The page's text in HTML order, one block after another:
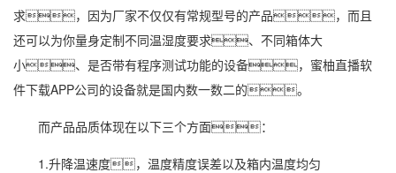
求，因为厂家不仅仅有常规型号的产品，而且
还可以为你量身定制不同温湿度要求、不同箱体大
小、是否带有程序测试功能的设备，蜜柚直播软
件下载APP公司的设备就是国内数一数二的。
而产品品质体现在以下三个方面：
1.升降温速度，温度精度误差以及箱内温度均匀